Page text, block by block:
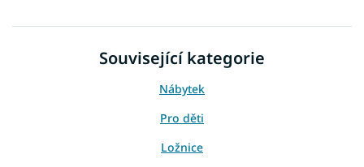
Související kategorie
Nábytek
Pro děti
Ložnice